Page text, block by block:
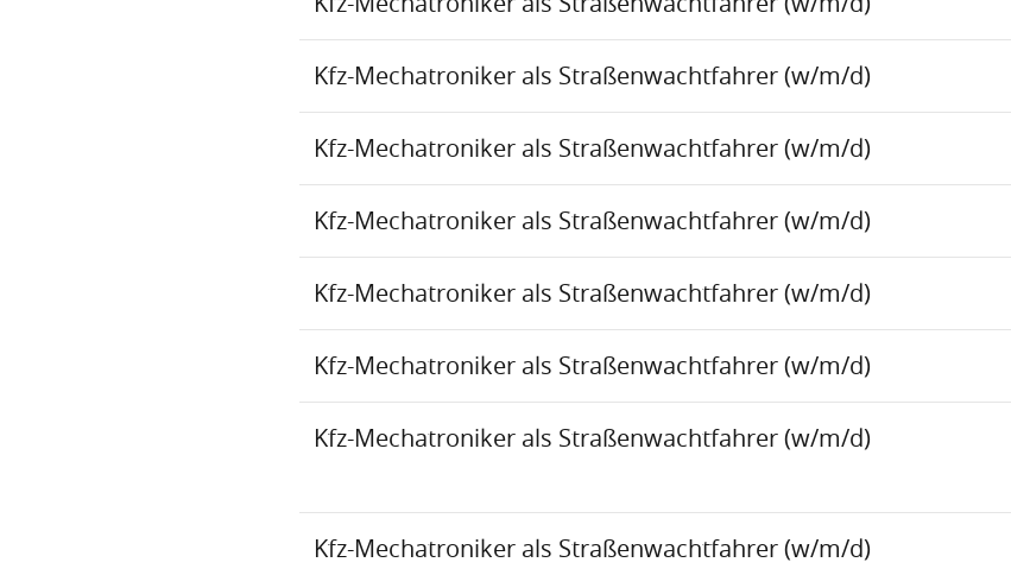
Kfz-Mechatroniker als Straßenwachtfahrer (w/m/d)
Kfz-Mechatroniker als Straßenwachtfahrer (w/m/d)
Kfz-Mechatroniker als Straßenwachtfahrer (w/m/d)
Kfz-Mechatroniker als Straßenwachtfahrer (w/m/d)
Kfz-Mechatroniker als Straßenwachtfahrer (w/m/d)
Kfz-Mechatroniker als Straßenwachtfahrer (w/m/d)
Kfz-Mechatroniker als Straßenwachtfahrer (w/m/d)